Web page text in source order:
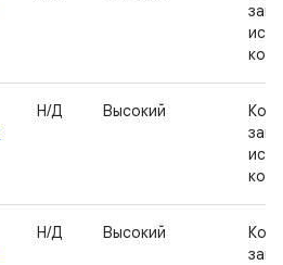
Н/Д Высокий
Н/Д Высокий